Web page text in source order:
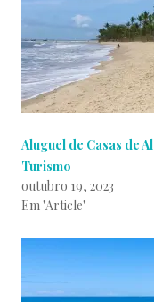
Aluguel de Casas de
Turismo
outubro 19, 2023
Em "Article"